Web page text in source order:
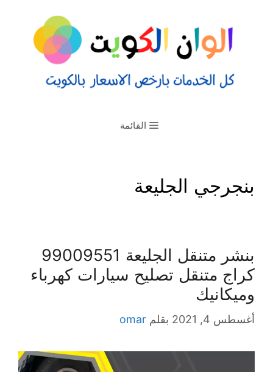
القائمة
بنجرجي الجليعة
كراج متنقل تصليح سيارات كهرباء
وميكانيك
أغسطس 4, 2021 بقلم omar